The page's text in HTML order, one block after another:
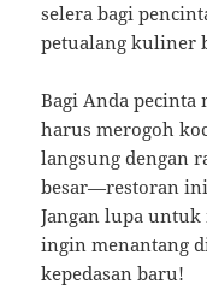
selera bagi
petualang kuliner
Bagi Anda pecinta
harus merogoh
langsung dengan
besar—restoran
Jangan lupa
ingin menantang
kepedasan baru!